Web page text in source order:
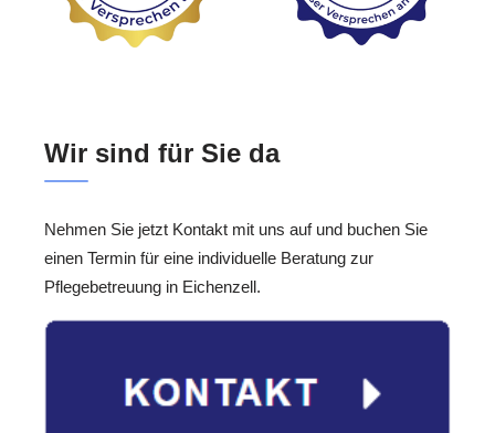
Wir sind für Sie da
Nehmen Sie jetzt Kontakt mit uns auf und buchen Sie
einen Termin für eine individuelle Beratung zur
Pflegebetreuung in Eichenzell.